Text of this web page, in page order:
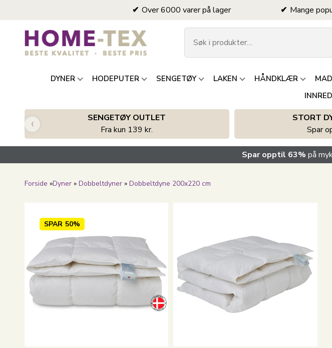
Over 6000 varer på lager Mange
DYNER HODEPUTER SENGETØY LAKEN HÅNDKLÆR
SENGETØY OUTLET
Fra kun 139 kr.
STORT
Spar
‹
Spar opptil 63%på
Forside »Dyner» Dobbeltdyner» Dobbeltdyne 200x220 cm
SPAR 50%